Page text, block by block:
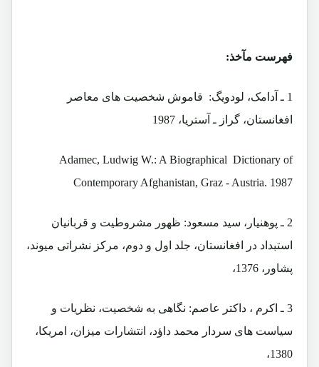
فهرست مآخذ:
1 ـ آدامک، لودویگ: قاموش شخصیت های معاصر
افغانستان، گراز ـ آستریا، 1987
Adamec, Ludwig W.: A Biographical Dictionary of
Contemporary Afghanistan, Graz - Austria. 1987
2 ـ پوهنیار، سید مسعود: ظهور مشروطیت و قربانیان
استبداد در افغانستان، جلد اول و دوم، مرکز نشراتی میوند،
پشاور، 1376،
3 ـ اکرم ، داکتر عاصم: نگاهی به شخصیت، نظریات و
سیاست های سردار محمد داؤد، انتشارات میزان، امریکا،
1380،